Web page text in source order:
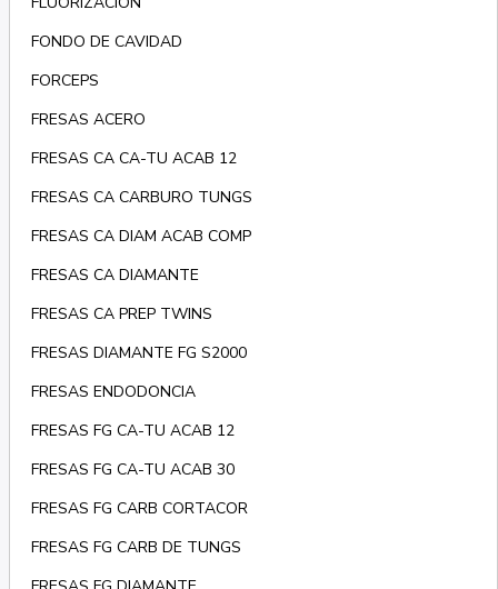
FONDO DE CAVIDAD
FORCEPS
FRESAS ACERO
FRESAS CA CA-TU ACAB 12
FRESAS CA CARBURO TUNGS
FRESAS CA DIAM ACAB COMP
FRESAS CA DIAMANTE
FRESAS CA PREP TWINS
FRESAS DIAMANTE FG S2000
FRESAS ENDODONCIA
FRESAS FG CA-TU ACAB 12
FRESAS FG CA-TU ACAB 30
FRESAS FG CARB CORTACOR
FRESAS FG CARB DE TUNGS